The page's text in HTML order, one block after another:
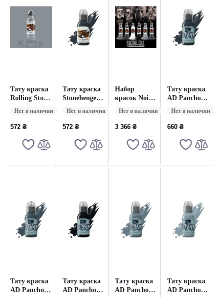
Тату краска
Rolling Stone
World
мл)
Нет в наличии
572 ₴
Тату краска
Stonehenge
World
мл.)
Нет в наличии
572 ₴
Набор
красок Noire
Jarlier Silver
Famous (30
Нет в наличии
3 366 ₴
Тату краска
AD Pancho
Pastel Grey 4
Famous (30
Нет в наличии
660 ₴
Тату краска
AD Pancho
Тату краска
AD Pancho
Тату краска
AD Pancho
Тату краска
AD Pancho